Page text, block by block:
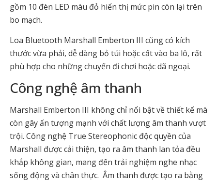
gồm 10 đèn LED màu đỏ hiển thị mức pin còn lại trên
bo mạch.
Loa Bluetooth Marshall Emberton III cũng có kích
thước vừa phải, dễ dàng bỏ túi hoặc cất vào ba lô, rất
phù hợp cho những chuyến đi chơi hoặc dã ngoại.
Công nghệ âm thanh
Marshall Emberton III không chỉ nổi bật về thiết kế mà
còn gây ấn tượng mạnh với chất lượng âm thanh vượt
trội. Công nghệ True Stereophonic độc quyền của
Marshall được cải thiện, tạo ra âm thanh lan tỏa đều
khắp không gian, mang đến trải nghiệm nghe nhạc
sống động và chân thực. Âm thanh được tạo ra bằng